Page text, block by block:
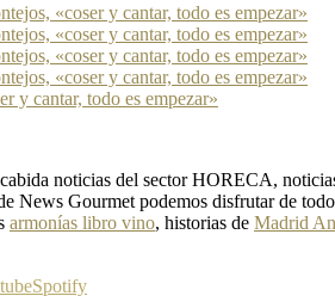
«coser y cantar, todo es empezar»
«coser y cantar, todo es empezar»
«coser y cantar, todo es empezar»
«coser y cantar, todo es empezar»
y cantar, todo es empezar»
noticias del sector HORECA,
News Gourmet podemos disfrutar de
armonías libro vino, historias de Madrid
Spotify